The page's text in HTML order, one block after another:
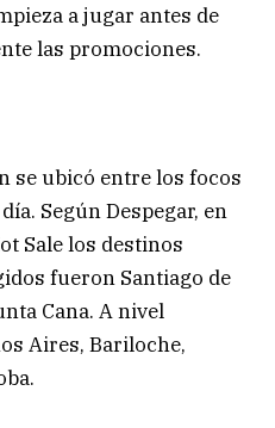
a jugar antes de
las promociones.
se ubicó entre los focos
Según Despegar, en
Sale los destinos
fueron Santiago de
Cana. A nivel
Aires, Bariloche,